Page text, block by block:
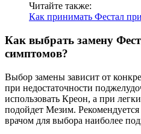
Читайте также:
Как принимать Фестал
Как выбрать замену
симптомов?
Выбор замены зависит от
при недостаточности
использовать Креон, а при
подойдет Мезим. Рекомендуется
врачом для выбора наиболее